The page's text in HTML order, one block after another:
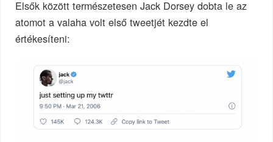
Elsők között természetesen Jack Dorsey dobta le az
atomot a valaha volt első tweetjét kezdte el
értékesíteni: